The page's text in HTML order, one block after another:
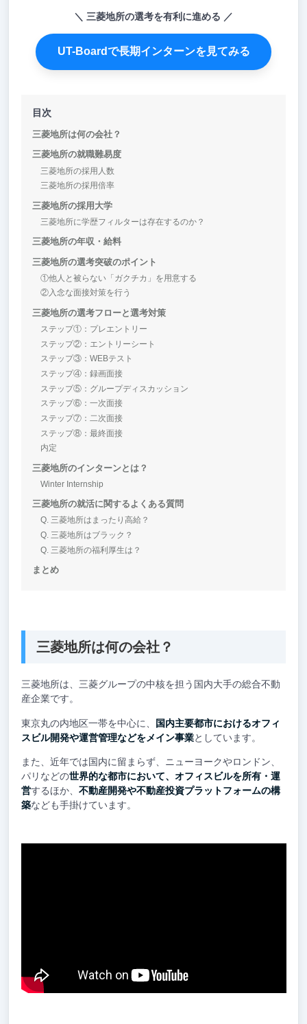
三菱地所の選考を有利に進める
UT-Boardで長期インターンを見てみる
目次
三菱地所は何の会社？
三菱地所の就職難易度
三菱地所の採用人数
三菱地所の採用倍率
三菱地所の採用大学
三菱地所に学歴フィルターは存在するのか？
三菱地所の年収・給料
三菱地所の選考突破のポイント
①他人と被らない「ガクチカ」を用意する
②入念な面接対策を行う
三菱地所の選考フローと選考対策
ステップ①：プレエントリー
ステップ②：エントリーシート
ステップ③：WEBテスト
ステップ④：録画面接
ステップ⑤：グループディスカッション
ステップ⑥：一次面接
ステップ⑦：二次面接
ステップ⑧：最終面接
内定
三菱地所のインターンとは？
Winter Internship
三菱地所の就活に関するよくある質問
Q. 三菱地所はまったり高給？
Q. 三菱地所はブラック？
Q. 三菱地所の福利厚生は？
まとめ
三菱地所は何の会社？
三菱地所は、三菱グループの中核を担う国内大手の総合不動
産企業です。
東京丸の内地区一帯を中心に、 国内主要都市におけるオフィ
スビル開発や運営管理などをメイン事業としています。
また、近年では国内に留まらず、ニューヨークやロンドン、
パリなどの世界的な都市において、オフィスビルを所有・運
営するほか、 不動産開発や不動産投資プラットフォームの構
築なども手掛けています。